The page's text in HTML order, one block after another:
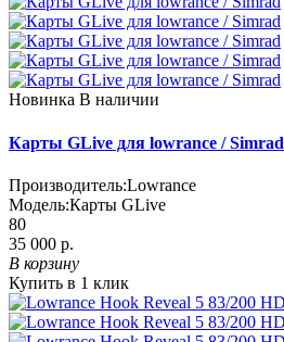
Новинка В наличии
Карты GLive для lowrance / Simrad
Производитель:Lowrance
Модель:Карты GLive
80
35 000 р.
В корзину
Купить в 1 клик